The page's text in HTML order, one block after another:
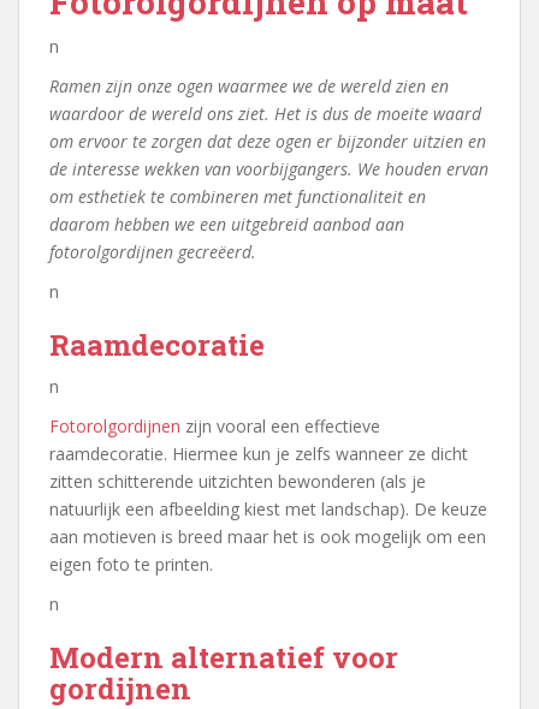
n
Ramen zijn onze ogen waarmee we de wereld zien en
waardoor de wereld ons ziet. Het is dus de moeite waard
om ervoor te zorgen dat deze ogen er bijzonder uitzien en
de interesse wekken van voorbijgangers. We houden ervan
om esthetiek te combineren met functionaliteit en
daarom hebben we een uitgebreid aanbod aan
fotorolgordijnen gecreëerd.
n
Raamdecoratie
n
Fotorolgordijnen zijn vooral een effectieve
raamdecoratie. Hiermee kun je zelfs wanneer ze dicht
zitten schitterende uitzichten bewonderen (als je
natuurlijk een afbeelding kiest met landschap). De keuze
aan motieven is breed maar het is ook mogelijk om een
eigen foto te printen.
n
Modern alternatief voor
gordijnen